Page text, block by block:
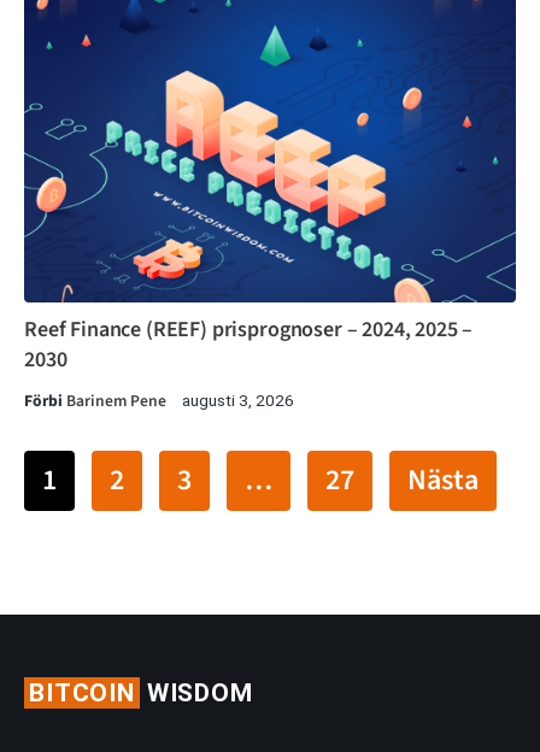
Reef Finance (REEF) prisprognoser – 2024, 2025 –
2030
Förbi Barinem Pene augusti 3, 2026
1 2 3 … 27 Nästa
BITCOIN WISDOM